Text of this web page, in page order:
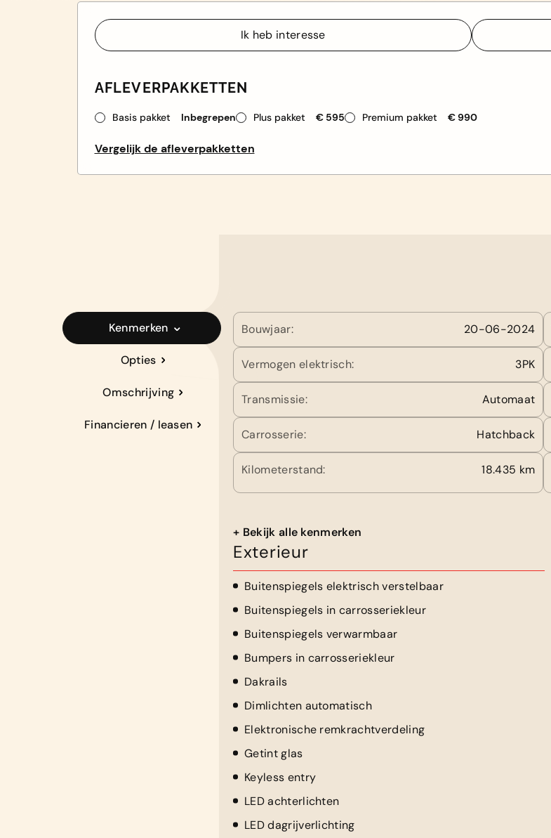
Ik heb interesse
AFLEVERPAKKETTEN
Basis pakket Inbegrepen Plus pakket € 595 Premium pakket € 990
Vergelijk de afleverpakketten
Kenmerken
Opties
Omschrijving
Financieren / leasen
Bouwjaar: 20-06-2024
Vermogen elektrisch: 3PK
Transmissie: Automaat
Carrosserie: Hatchback
Kilometerstand: 18.435 km
+ Bekijk alle kenmerken
Exterieur
Buitenspiegels elektrisch verstelbaar
Buitenspiegels in carrosseriekleur
Buitenspiegels verwarmbaar
Bumpers in carrosseriekleur
Dakrails
Dimlichten automatisch
Elektronische remkrachtverdeling
Getint glas
Keyless entry
LED achterlichten
LED dagrijverlichting